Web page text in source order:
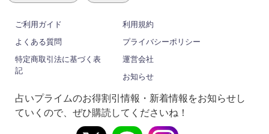
ご利用ガイド
利用規約
よくある質問
プライバシーポリシー
特定商取引法に基づく表
記
運営会社
お知らせ
占いプライムのお得割引情報・新着情報をお知らせし
ていくので、ぜひ購読してくださいね！